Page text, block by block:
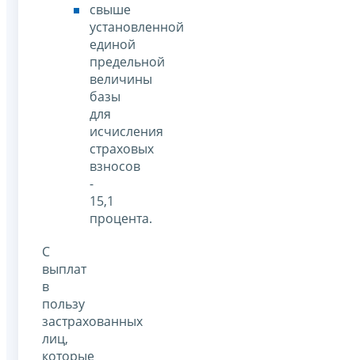
свыше
установленной
единой
предельной
величины
базы
для
исчисления
страховых
взносов
-
15,1
процента.
С
выплат
в
пользу
застрахованных
лиц,
которые